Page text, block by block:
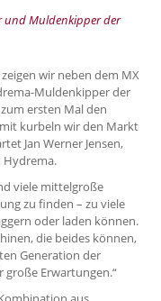
und Muldenkipper der
wir neben dem MX
Muldenkipper der
ersten Mal den
kurbeln wir den Markt
Jan Werner Jensen,
Hydrema.
viele mittelgroße
zu finden – zu viele
oder laden können.
die beides können,
Generation der
Erwartungen.“